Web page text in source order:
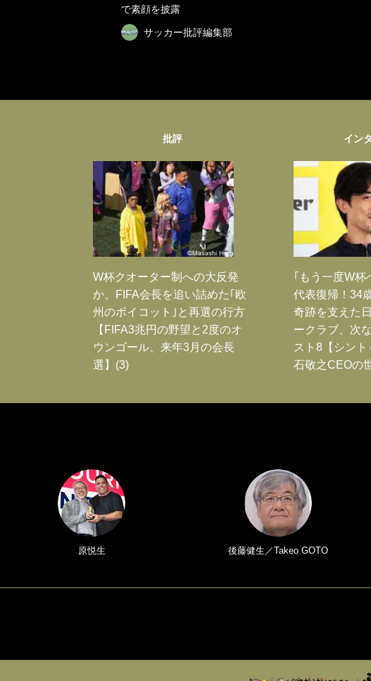
で素顔を披露
サッカー批評編集部
批評
W杯クオーター制への大反発
か、FIFA会長を追い詰めた｢欧
州のボイコット｣と再選の行方
【FIFA3兆円の野望と2度のオ
ウンゴール、来年3月の会長
選】(3)
イン
｢もう一度W杯
代表復帰！34
奇跡を支えた
ークラブ、次
スト8【シン
石敬之CEOの
原悦生 後藤健生／Takeo GOTO